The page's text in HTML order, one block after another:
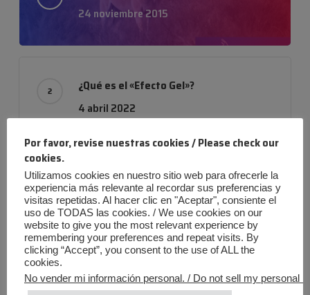
24 noviembre 2015
¿Qué es el «Efecto Gel»?
4 abril 2022
Empresa con evolución
24 noviembre 2019
Entradas más recientes
Por favor, revise nuestras cookies / Please check our
cookies.
Utilizamos cookies en nuestro sitio web para ofrecerle la
experiencia más relevante al recordar sus preferencias y
visitas repetidas. Al hacer clic en "Aceptar", consiente el
uso de TODAS las cookies. / We use cookies on our
website to give you the most relevant experience by
remembering your preferences and repeat visits. By
clicking “Accept”, you consent to the use of ALL the
cookies.
No vender mi información personal. / Do not sell my personal